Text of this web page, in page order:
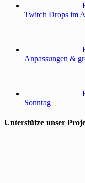
Twitch Drops im
Anpassungen &
Sonntag
Unterstütze unser